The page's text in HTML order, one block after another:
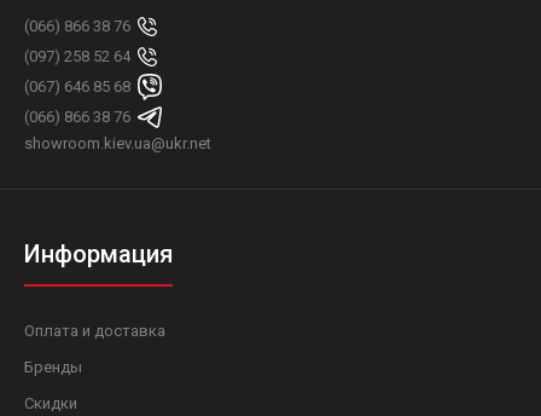
(066) 866 38 76
(097) 258 52 64
(067) 646 85 68
(066) 866 38 76
showroom.kiev.ua@ukr.net
Информация
Оплата и доставка
Бренды
Скидки